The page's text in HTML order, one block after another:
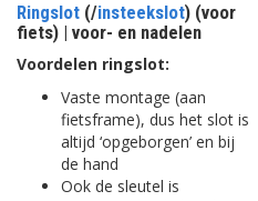
Ringslot (/insteekslot) (voor
fiets) | voor- en nadelen
Voordelen ringslot:
Vaste montage (aan
fietsframe), dus het slot is
altijd ‘opgeborgen’ en bij
de hand
Ook de sleutel is